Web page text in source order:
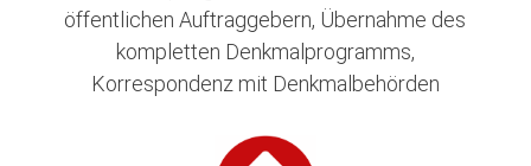
öffentlichen Auftraggebern, Übernahme des
kompletten Denkmalprogramms,
Korrespondenz mit Denkmalbehörden